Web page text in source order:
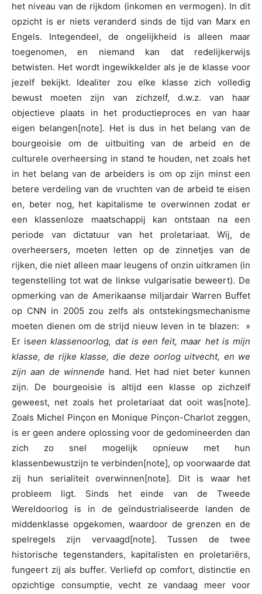
het niveau van de rijkdom (inkomen en vermogen). In dit
opzicht is er niets veranderd sinds de tijd van Marx en
Engels. Integendeel, de ongelijkheid is alleen maar
toegenomen, en niemand kan dat redelijkerwijs
betwisten. Het wordt ingewikkelder als je de klasse voor
jezelf bekijkt. Idealiter zou elke klasse zich volledig
bewust moeten zijn van zichzelf, d.w.z. van haar
objectieve plaats in het productieproces en van haar
eigen belangen[note]. Het is dus in het belang van de
bourgeoisie om de uitbuiting van de arbeid en de
culturele overheersing in stand te houden, net zoals het
in het belang van de arbeiders is om op zijn minst een
betere verdeling van de vruchten van de arbeid te eisen
en, beter nog, het kapitalisme te overwinnen zodat er
een klassenloze maatschappij kan ontstaan na een
periode van dictatuur van het proletariaat. Wij, de
overheersers, moeten letten op de zinnetjes van de
rijken, die niet alleen maar leugens of onzin uitkramen (in
tegenstelling tot wat de linkse vulgarisatie beweert). De
opmerking van de Amerikaanse miljardair Warren Buffet
op CNN in 2005 zou zelfs als ontstekingsmechanisme
moeten dienen om de strijd nieuw leven in te blazen: »
Er iseen klassenoorlog, dat is een feit, maar het is mijn
klasse, de rijke klasse, die deze oorlog uitvecht, en we
zijn aan de winnende hand. Het had niet beter kunnen
zijn. De bourgeoisie is altijd een klasse op zichzelf
geweest, net zoals het proletariaat dat ooit was[note].
Zoals Michel Pinçon en Monique Pinçon-Charlot zeggen,
is er geen andere oplossing voor de gedomineerden dan
zich zo snel mogelijk opnieuw met hun
klassenbewustzijn te verbinden[note], op voorwaarde dat
zij hun serialiteit overwinnen[note]. Dit is waar het
probleem ligt. Sinds het einde van de Tweede
Wereldoorlog is in de geïndustrialiseerde landen de
middenklasse opgekomen, waardoor de grenzen en de
spelregels zijn vervaagd[note]. Tussen de twee
historische tegenstanders, kapitalisten en proletariërs,
fungeert zij als buffer. Verliefd op comfort, distinctie en
opzichtige consumptie, vecht ze vandaag meer voor